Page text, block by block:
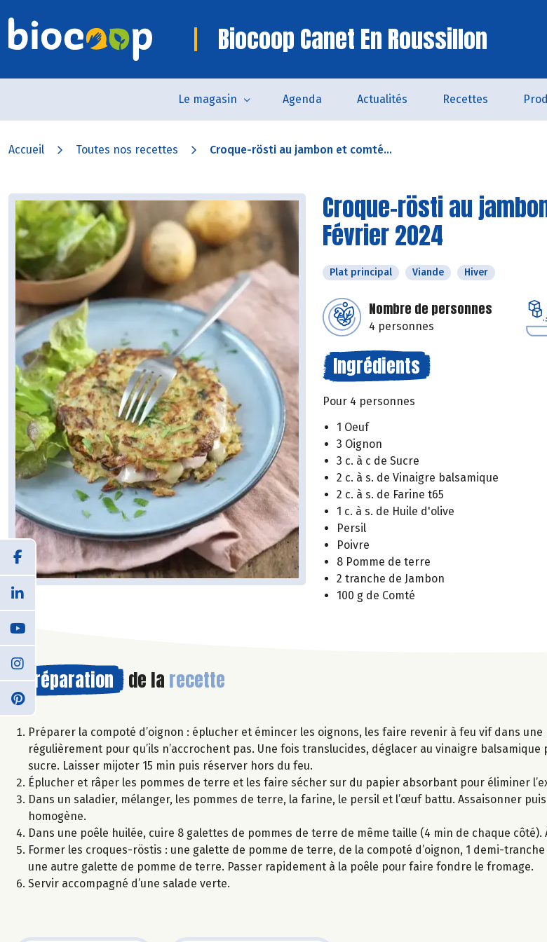
Biocoop Canet En Roussillon
Le magasin Agenda Actualités Recettes
Accueil Toutes nos recettes Croque-rösti au jambon et comté...
Croque-rösti au
Février 2024
Plat principal Viande Hiver
Nombre de personnes
4 personnes
Ingrédients
Pour 4 personnes
1 Oeuf
3 Oignon
3 c. à c de Sucre
2 c. à s. de Vinaigre balsamique
2 c. à s. de Farine t65
1 c. à s. de Huile d'olive
Persil
Poivre
8 Pomme de terre
2 tranche de Jambon
100 g de Comté
Préparation de la recette
Préparer la compoté d’oignon : éplucher et émincer les oignons, les faire revenir à feu vif dans une
régulièrement pour qu’ils n’accrochent pas. Une fois translucides, déglacer au vinaigre
sucre. Laisser mijoter 15 min puis réserver hors du feu.
Éplucher et râper les pommes de terre et les faire sécher sur du papier absorbant pour éliminer
Dans un saladier, mélanger, les pommes de terre, la farine, le persil et l’œuf battu. Assaisonner
homogène.
Dans une poêle huilée, cuire 8 galettes de pommes de terre de même taille (4 min de chaque côté).
Former les croques-röstis : une galette de pomme de terre, de la compoté d’oignon, 1 demi-
une autre galette de pomme de terre. Passer rapidement à la poêle pour faire fondre le fromage.
Servir accompagné d’une salade verte.